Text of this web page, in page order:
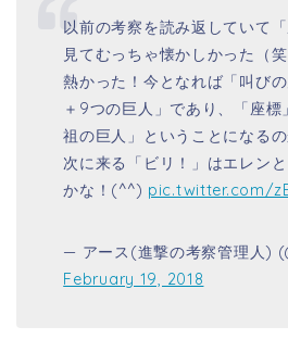
以前の考察を読み返していて
見てむっちゃ懐かしかった（
熱かった！今となれば「叫び
＋9つの巨人」であり、「座
祖の巨人」ということになるの
次に来る「ビリ！」はエレン
かな！(^^) pic.twitter.com/
— アース(進撃の考察管理人)
February 19, 2018